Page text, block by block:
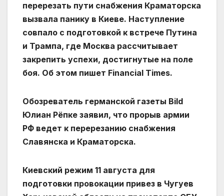
перерезать пути снабжения Краматорска
вызвала панику в Киеве. Наступление
совпало с подготовкой к встрече Путина
и Трампа, где Москва рассчитывает
закрепить успехи, достигнутые на поле
боя. Об этом пишет Financial Times.
Обозреватель германской газеты Bild
Юлиан Рёпке заявил, что прорыв армии
РФ ведет к перерезанию снабжения
Славянска и Краматорска.
Киевский режим 11 августа для
подготовки провокации привез в Чугуев